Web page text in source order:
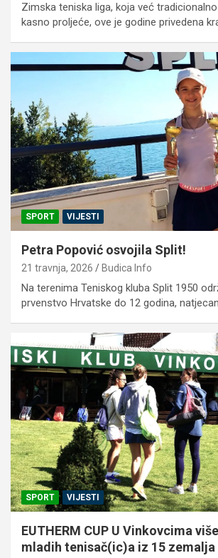
Zimska teniska liga, koja već
kasno proljeće, ove je godine privedena
SPORT VIJESTI
Petra Popović osvojila Split!
21 travnja, 2026 Budica Info
Na terenima Teniskog kluba Split 1950
prvenstvo Hrvatske do 12 godina,
SPORT VIJESTI
EUTHERM CUP U Vinkovcima
mladih tenisač(ic)a iz 15 zemalja